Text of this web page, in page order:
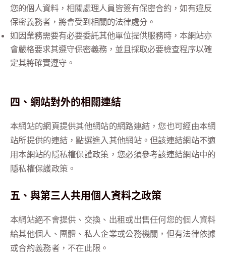
您的個人資料，相關處理人員皆簽有保密合約，如有違反
保密義務者，將會受到相關的法律處分。
如因業務需要有必要委託其他單位提供服務時，本網站亦
會嚴格要求其遵守保密義務，並且採取必要檢查程序以確
定其將確實遵守。
四、網站對外的相關連結
本網站的網頁提供其他網站的網路連結，您也可經由本網
站所提供的連結，點選進入其他網站。但該連結網站不適
用本網站的隱私權保護政策，您必須參考該連結網站中的
隱私權保護政策。
五、與第三人共用個人資料之政策
本網站絕不會提供、交換、出租或出售任何您的個人資料
給其他個人、團體、私人企業或公務機關，但有法律依據
或合約義務者，不在此限。